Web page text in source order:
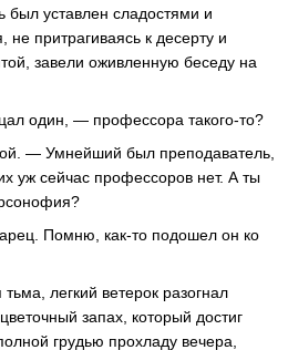
был уставлен сладостями и
притрагиваясь к десерту и
завели оживленную беседу на
один, — профессора такого-то?
— Умнейший был преподаватель,
уж сейчас профессоров нет. А ты
Помню, как-то подошел он ко
легкий ветерок разогнал
запах, который достиг
грудью прохладу вечера,